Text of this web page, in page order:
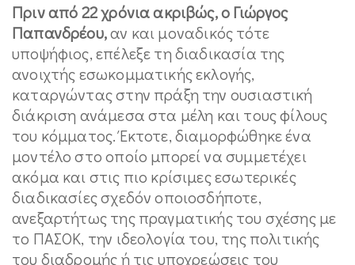
Πριν από 22 χρόνια ακριβώς, ο Γιώργος
Παπανδρέου,αν και μοναδικός τότε
υποψήφιος, επέλεξε τη διαδικασία της
ανοιχτής εσωκομματικής εκλογής,
καταργώντας στην πράξη την ουσιαστική
διάκριση ανάμεσα στα μέλη και τους φίλους
του κόμματος. Έκτοτε, διαμορφώθηκε ένα
μοντέλο στο οποίο μπορεί να συμμετέχει
ακόμα και στις πιο κρίσιμες εσωτερικές
διαδικασίες σχεδόν οποιοσδήποτε,
ανεξαρτήτως της πραγματικής του σχέσης με
το ΠΑΣΟΚ, την ιδεολογία του, της πολιτικής
του διαδρομής ή τις υποχρεώσεις του